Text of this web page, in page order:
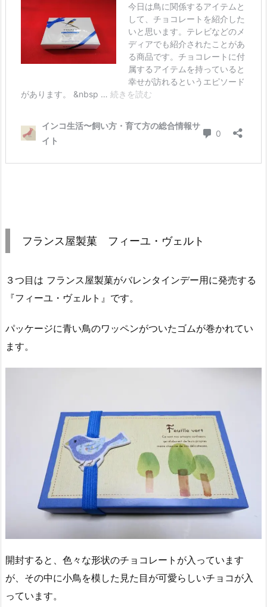
フランス屋製菓 フィーユ・ヴェルト
３つ目は フランス屋製菓がバレンタインデー用に発売する
『フィーユ・ヴェルト』です。
パッケージに青い鳥のワッペンがついたゴムが巻かれてい
ます。
開封すると、色々な形状のチョコレートが入っています
が、その中に小鳥を模した見た目が可愛らしいチョコが入
っています。